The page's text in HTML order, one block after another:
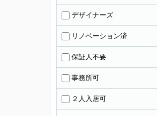
デザイナーズ
リノベーション済
保証人不要
事務所可
２人入居可